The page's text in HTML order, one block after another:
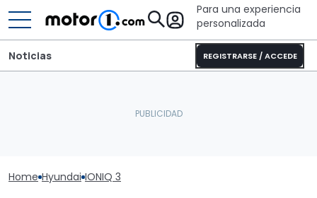
Para una experiencia
personalizada
REGISTRARSE / ACCEDE
Noticias
Home Hyundai IONIQ 3